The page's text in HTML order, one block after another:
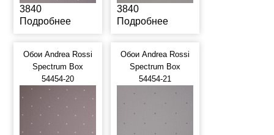
3840
Подробнее
3840
Подробнее
Обои Andrea Rossi
Spectrum Box
54454-20
Обои Andrea Rossi
Spectrum Box
54454-21